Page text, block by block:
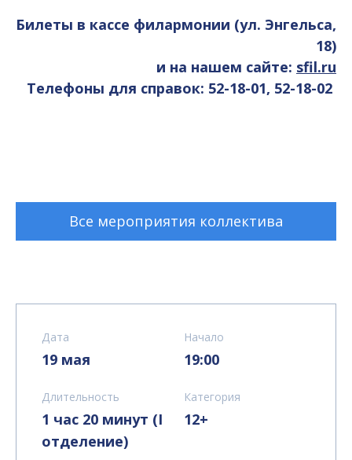
Билеты в кассе филармонии (ул. Энгельса,
18)
и на нашем сайте: sfil.ru
Телефоны для справок: 52-18-01, 52-18-02
Все мероприятия коллектива
Дата
19 мая
Начало
19:00
Длительность
1 час 20 минут (I
отделение)
Категория
12+